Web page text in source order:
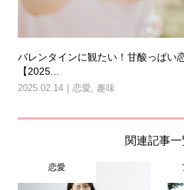
バレンタインに観たい！甘酸っぱい
【2025...
2025.02.14 恋愛, 趣味
関連記事一
恋愛